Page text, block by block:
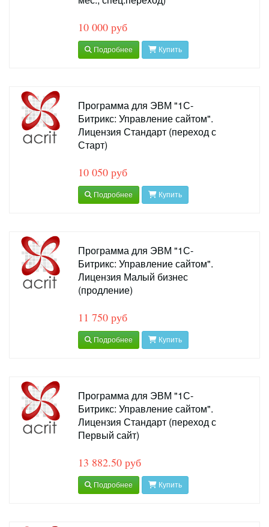
10 000 руб
Подробнее Купить
Программа для ЭВМ "1С-
Битрикс: Управление сайтом".
Лицензия Стандарт (переход с
Старт)
10 050 руб
Подробнее Купить
Программа для ЭВМ "1С-
Битрикс: Управление сайтом".
Лицензия Малый бизнес
(продление)
11 750 руб
Подробнее Купить
Программа для ЭВМ "1С-
Битрикс: Управление сайтом".
Лицензия Стандарт (переход с
Первый сайт)
13 882.50 руб
Подробнее Купить